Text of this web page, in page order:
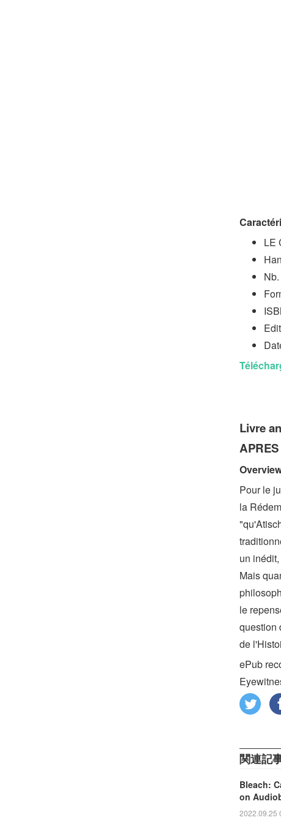
LE
Livre
Pour le
la
un
Mais
le
question
de
ePub
関連記
Bleach:
on
2022.09.25